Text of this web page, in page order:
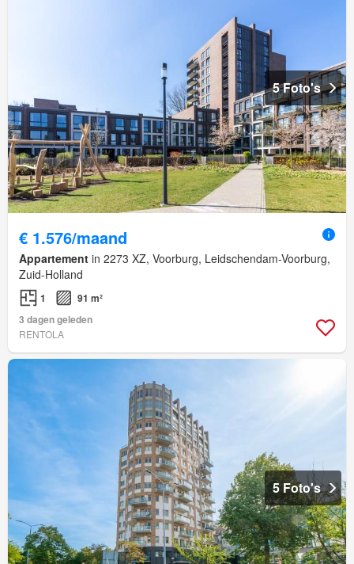
5 Foto's
€ 1.576/maand
Appartement in 2273 XZ, Voorburg, Leidschendam-Voorburg,
Zuid-Holland
1
91 m²
3 dagen geleden
RENTOLA
5 Foto's